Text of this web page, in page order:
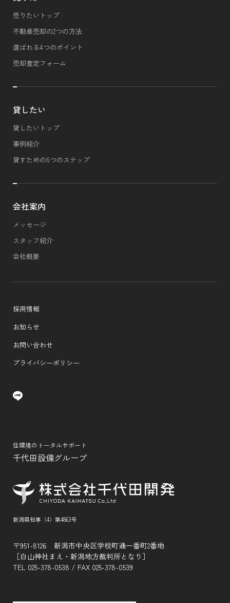
売りたいトップ
不動産売却の2つの方法
選ばれる4つのポイント
売却査定フォーム
貸したい
貸したいトップ
事例紹介
貸すための6つのステップ
会社案内
メッセージ
スタッフ紹介
会社概要
採用情報
お知らせ
お問い合わせ
プライバシーポリシー
住環境のトータルサポート
千代田設備グループ
新潟県知事（4）第4863号
〒951-8126 新潟市中央区学校町通一番町2番地
［白山神社まえ・新潟地方裁判所となり］
TEL 025-378-0538 / FAX 025-378-0539